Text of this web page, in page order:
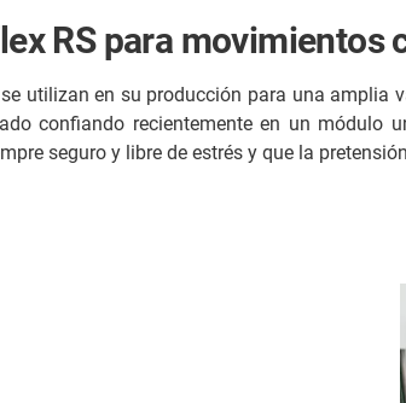
RS para movimientos
utilizan en su producción para una
confiando recientemente en un módulo
seguro y libre de estrés y que la